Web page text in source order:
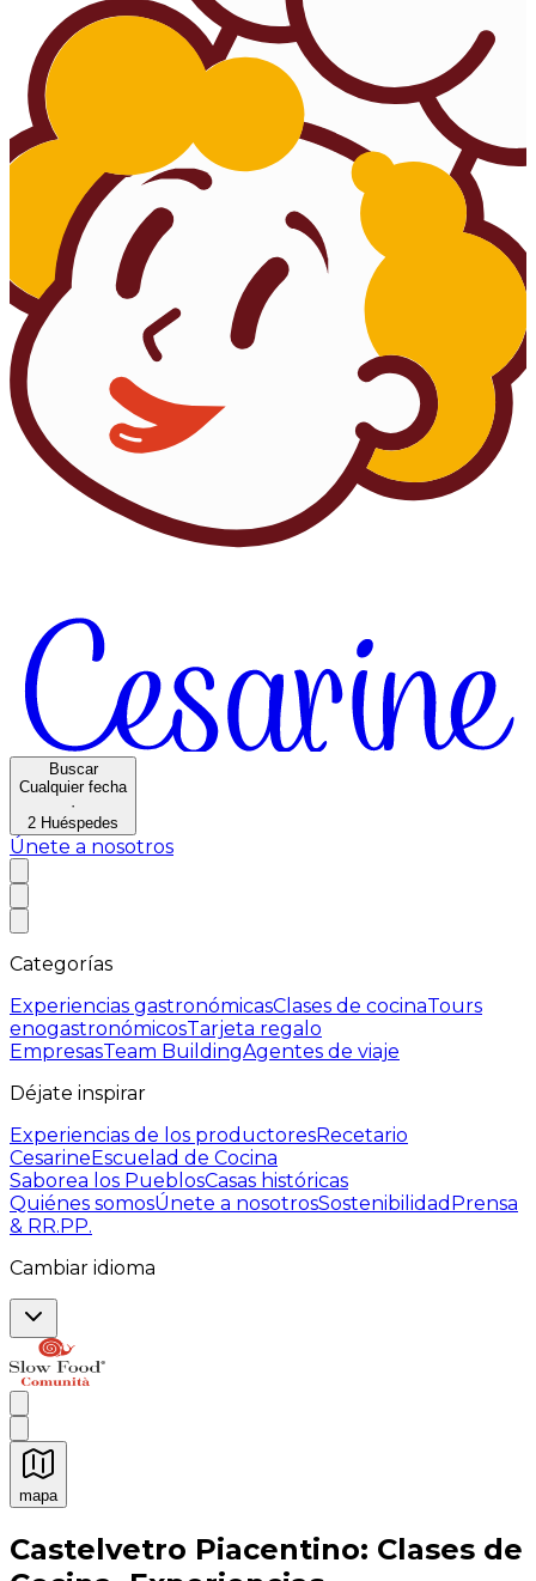
Buscar
Cualquier fecha
·
2 Huéspedes
Únete a nosotros
Categorías
Experiencias gastronómicasClases de cocinaTours
enogastronómicosTarjeta regalo
EmpresasTeam BuildingAgentes de viaje
Déjate inspirar
Experiencias de los productoresRecetario
CesarineEscuelad de Cocina
Saborea los PueblosCasas históricas
Quiénes somosÚnete a nosotrosSostenibilidad Prensa
& RR.PP.
Cambiar idioma
mapa
Experiencias culinarias inolvidables: Experiencias
Castelvetro Piacentino: Clases de